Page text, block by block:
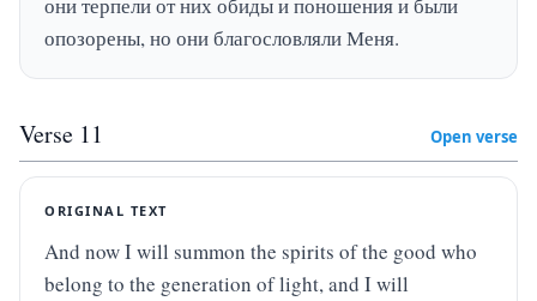
опозорены, но они благословляли Меня.
Verse 11 Open verse
ORIGINAL TEXT
And now I will summon the spirits of the good who
belong to the generation of light, and I will